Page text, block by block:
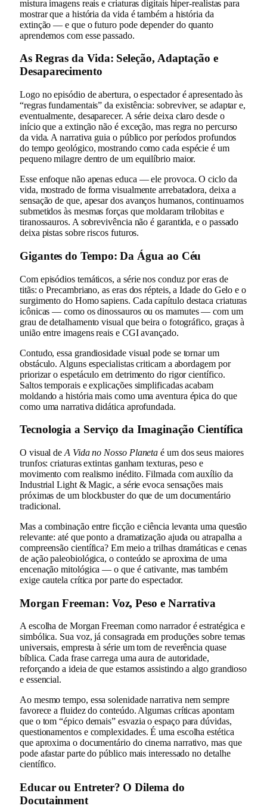
mistura imagens reais e criaturas digitais hiper-realistas para
mostrar que a história da vida é também a história da
extinção — e que o futuro pode depender do quanto
aprendemos com esse passado.
As Regras da Vida: Seleção, Adaptação e
Desaparecimento
Logo no episódio de abertura, o espectador é apresentado às
“regras fundamentais” da existência: sobreviver, se adaptar e,
eventualmente, desaparecer. A série deixa claro desde o
início que a extinção não é exceção, mas regra no percurso
da vida. A narrativa guia o público por períodos profundos
do tempo geológico, mostrando como cada espécie é um
pequeno milagre dentro de um equilíbrio maior.
Esse enfoque não apenas educa — ele provoca. O ciclo da
vida, mostrado de forma visualmente arrebatadora, deixa a
sensação de que, apesar dos avanços humanos, continuamos
submetidos às mesmas forças que moldaram trilobitas e
tiranossauros. A sobrevivência não é garantida, e o passado
deixa pistas sobre riscos futuros.
Gigantes do Tempo: Da Água ao Céu
Com episódios temáticos, a série nos conduz por eras de
titãs: o Precambriano, as eras dos répteis, a Idade do Gelo e o
surgimento do Homo sapiens. Cada capítulo destaca criaturas
icônicas — como os dinossauros ou os mamutes — com um
grau de detalhamento visual que beira o fotográfico, graças à
união entre imagens reais e CGI avançado.
Contudo, essa grandiosidade visual pode se tornar um
obstáculo. Alguns especialistas criticam a abordagem por
priorizar o espetáculo em detrimento do rigor científico.
Saltos temporais e explicações simplificadas acabam
moldando a história mais como uma aventura épica do que
como uma narrativa didática aprofundada.
Tecnologia a Serviço da Imaginação Científica
O visual deA Vida no Nosso Planeta é um dos seus maiores
trunfos: criaturas extintas ganham texturas, peso e
movimento com realismo inédito. Filmada com auxílio da
Industrial Light & Magic, a série evoca sensações mais
próximas de um blockbuster do que de um documentário
tradicional.
Mas a combinação entre ficção e ciência levanta uma questão
relevante: até que ponto a dramatização ajuda ou atrapalha a
compreensão científica? Em meio a trilhas dramáticas e cenas
de ação paleobiológica, o conteúdo se aproxima de uma
encenação mitológica — o que é cativante, mas também
exige cautela crítica por parte do espectador.
Morgan Freeman: Voz, Peso e Narrativa
A escolha de Morgan Freeman como narrador é estratégica e
simbólica. Sua voz, já consagrada em produções sobre temas
universais, empresta à série um tom de reverência quase
bíblica. Cada frase carrega uma aura de autoridade,
reforçando a ideia de que estamos assistindo a algo grandioso
e essencial.
Ao mesmo tempo, essa solenidade narrativa nem sempre
favorece a fluidez do conteúdo. Algumas críticas apontam
que o tom “épico demais” esvazia o espaço para dúvidas,
questionamentos e complexidades. É uma escolha estética
que aproxima o documentário do cinema narrativo, mas que
pode afastar parte do público mais interessado no detalhe
científico.
Educar ou Entreter? O Dilema do
Docutainment